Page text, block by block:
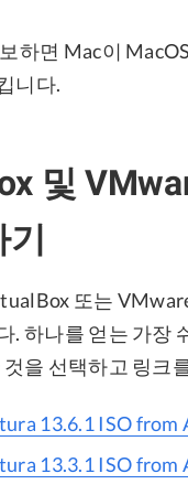
하면 Mac이
니다.
및
기
또는
. 하나를 얻는 가장
을 선택하고 링크
13.6.1 ISO from
13.3.1 ISO from